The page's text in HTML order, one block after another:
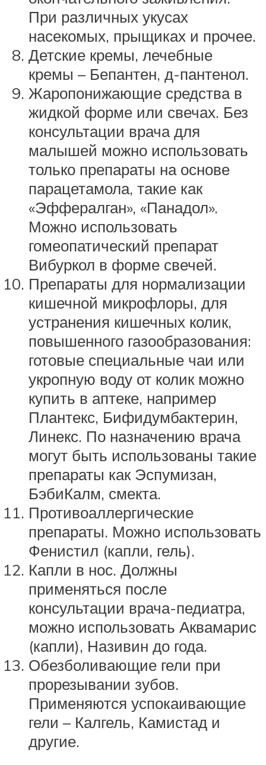
При различных укусах
насекомых, прыщиках и прочее.
Детские кремы, лечебные
кремы – Бепантен, д-пантенол.
Жаропонижающие средства в
жидкой форме или свечах. Без
консультации врача для
малышей можно использовать
только препараты на основе
парацетамола, такие как
«Эффералган», «Панадол».
Можно использовать
гомеопатический препарат
Вибуркол в форме свечей.
Препараты для нормализации
кишечной микрофлоры, для
устранения кишечных колик,
повышенного газообразования:
готовые специальные чаи или
укропную воду от колик можно
купить в аптеке, например
Плантекс, Бифидумбактерин,
Линекс. По назначению врача
могут быть использованы такие
препараты как Эспумизан,
БэбиКалм, смекта.
Противоаллергические
препараты. Можно использовать
Фенистил (капли, гель).
Капли в нос. Должны
применяться после
консультации врача-педиатра,
можно использовать Аквамарис
(капли), Називин до года.
Обезболивающие гели при
прорезывании зубов.
Применяются успокаивающие
гели – Калгель, Камистад и
другие.